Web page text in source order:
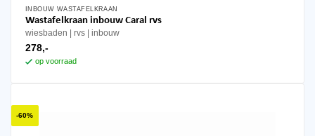
INBOUW WASTAFELKRAAN
Wastafelkraan inbouw Caral rvs
wiesbaden rvs inbouw
278,-
op voorraad
-60%